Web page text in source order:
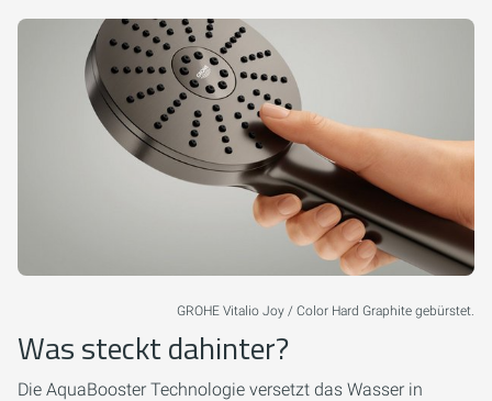
GROHE Vitalio Joy / Color Hard Graphite gebürstet.
Was steckt dahinter?
Die AquaBooster Technologie versetzt das Wasser in